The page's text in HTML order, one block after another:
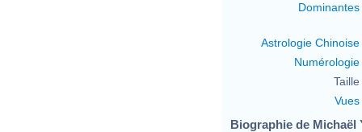
Dominantes
Astrologie Chinoise
Numérologie
Taille
Vues
Biographie de Michaël